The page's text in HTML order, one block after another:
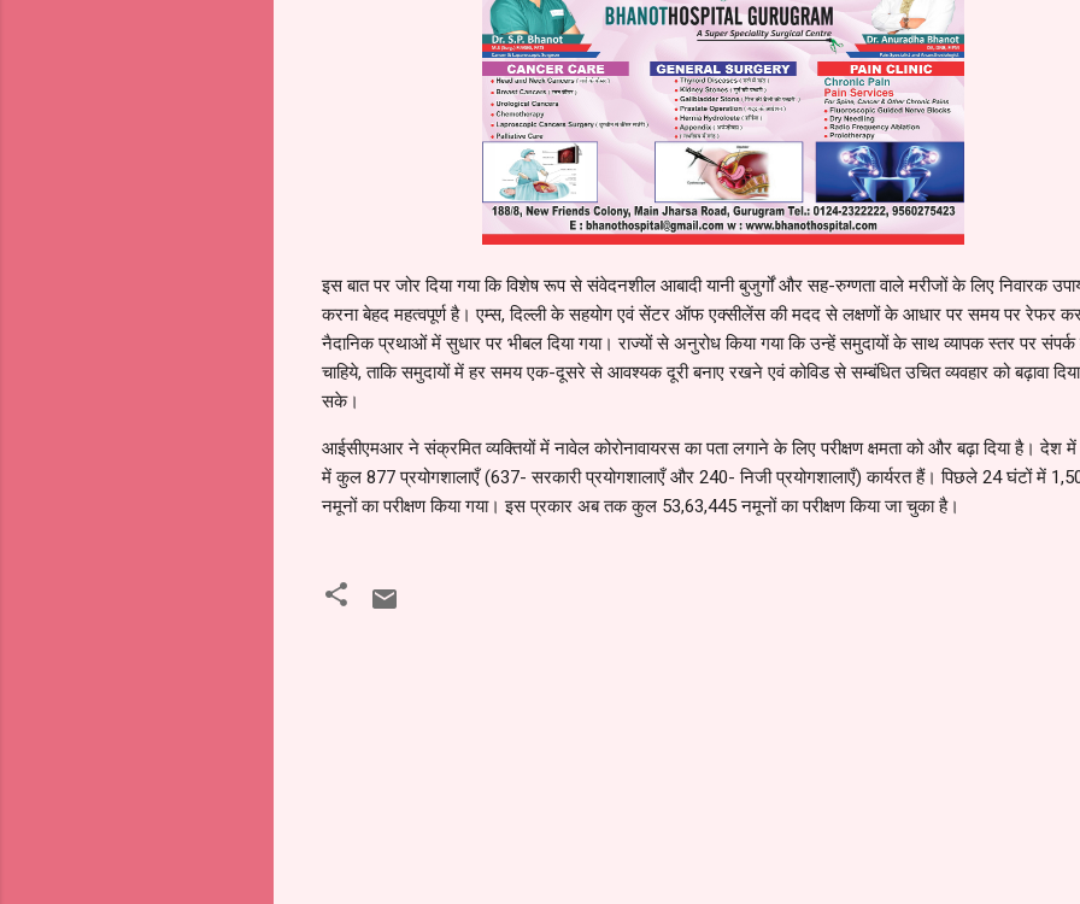
इस बात पर जोर दिया गया कि विशेष रूप से संवेदनशील आबादी यानी बुजुर्गों और सह-रुग्णता वाले मरीजों के लिए निवारक
करना बेहद महत्वपूर्ण है। एम्स, दिल्ली के सहयोग एवं सेंटर ऑफ एक्सीलेंस की मदद से लक्षणों के आधार पर समय पर रेफर
नैदानिक प्रथाओं में सुधार पर भीबल दिया गया। राज्यों से अनुरोध किया गया कि उन्हें समुदायों के साथ व्यापक स्तर पर
चाहिये, ताकि समुदायों में हर समय एक-दूसरे से आवश्यक दूरी बनाए रखने एवं कोविड से सम्बंधित उचित व्यवहार को बढ़ावा
सके।
आईसीएमआर ने संक्रमित व्यक्तियों में नावेल कोरोनावायरस का पता लगाने के लिए परीक्षण क्षमता को और बढ़ा दिया है। देश में
में कुल 877 प्रयोगशालाएँ (637- सरकारी प्रयोगशालाएँ और 240- निजी प्रयोगशालाएँ) कार्यरत हैं। पिछले 24 घंटों में
नमूनों का परीक्षण किया गया। इस प्रकार अब तक कुल 53,63,445 नमूनों का परीक्षण किया जा चुका है।